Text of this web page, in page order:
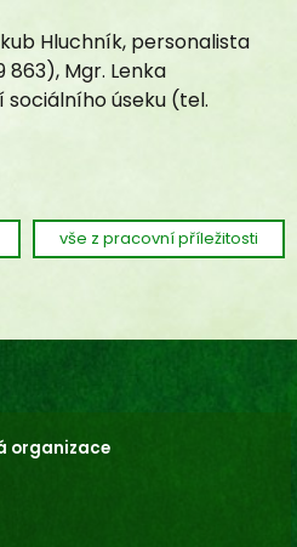
Hluchník, personalista
863), Mgr. Lenka
úseku (tel.
vše z pracovní příležitosti
organizace